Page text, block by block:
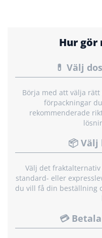
Hur gör
💊 Välj
Börja med att välja
förpackningar
rekommenderade
📦 Välj
Välj det
standard- eller
du vill få din beställning
💳